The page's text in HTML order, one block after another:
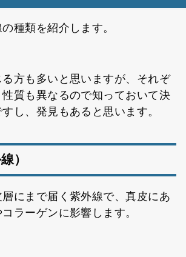
種類を紹介します。
方も多いと思いますが、それぞ
質も異なるので知っておいて決
し、発見もあると思います。
）
にまで届く紫外線で、真皮にあ
ラーゲンに影響します。